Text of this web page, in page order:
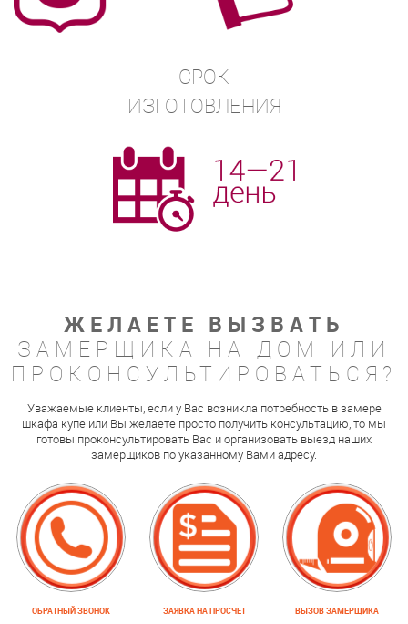
СРОК
ИЗГОТОВЛЕНИЯ
ЖЕЛАЕТЕ ВЫЗВАТЬ
ЗАМЕРЩИКА НА ДОМ ИЛИ
ПРОКОНСУЛЬТИРОВАТЬСЯ?
Уважаемые клиенты, если у Вас возникла потребность в замере
шкафа купе или Вы желаете просто получить консультацию, то мы
готовы проконсультировать Вас и организовать выезд наших
замерщиков по указанному Вами адресу.
ОБРАТНЫЙ ЗВОНОК ЗАЯВКА НА ПРОСЧЕТ ВЫЗОВ ЗАМЕРЩИКА